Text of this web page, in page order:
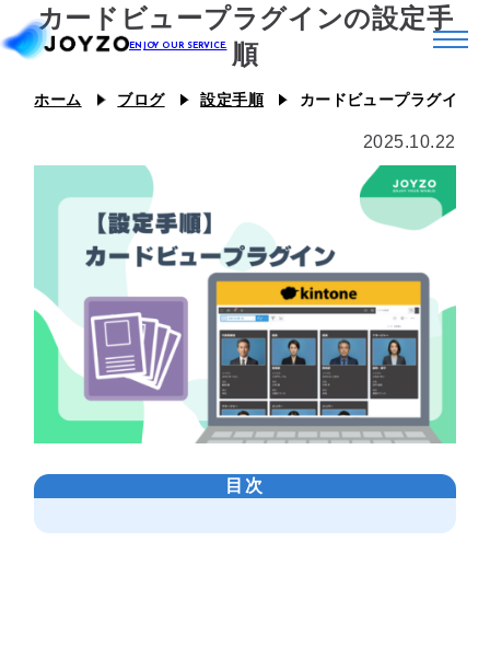
エコシステム39
カスタム39
ジョイゾーのプラグイン
連携プラグイン
スキル39
J Camp
ジチタイ39
Joboco
カードビュープラグインの設定手
順
ホーム ブログ 設定手順 カードビュープラグイン
2025.10.22
目次